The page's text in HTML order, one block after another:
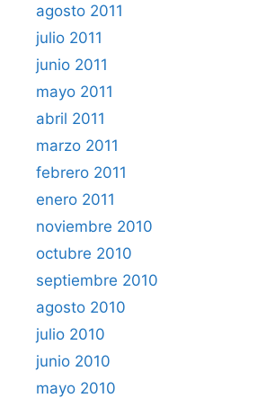
agosto 2011
julio 2011
junio 2011
mayo 2011
abril 2011
marzo 2011
febrero 2011
enero 2011
noviembre 2010
octubre 2010
septiembre 2010
agosto 2010
julio 2010
junio 2010
mayo 2010